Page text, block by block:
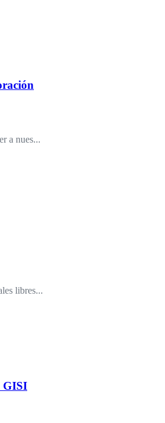
a nues...
libres...
GISI